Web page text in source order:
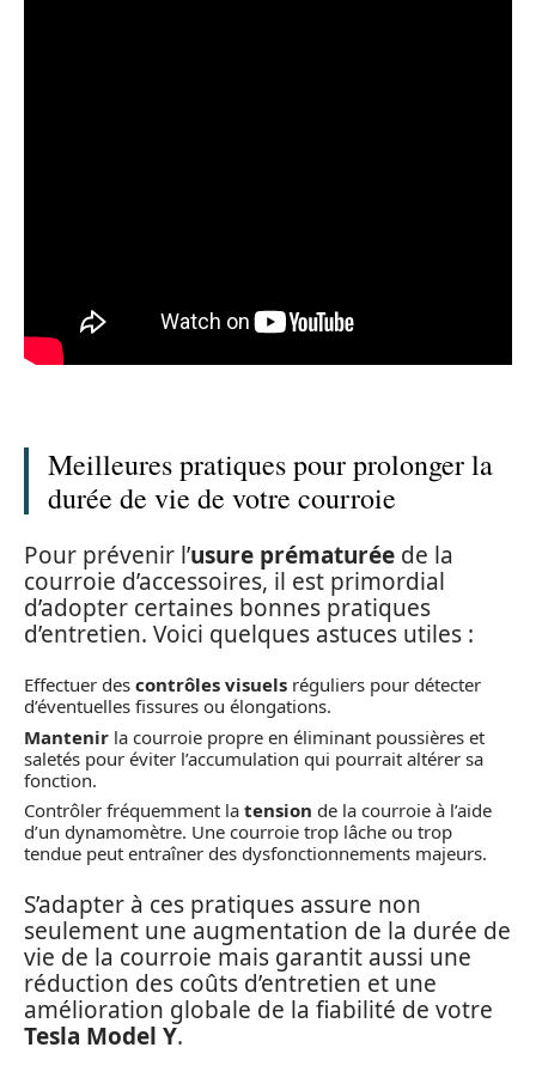
Meilleures pratiques pour prolonger la
durée de vie de votre courroie
Pour prévenir l’usure prématurée de la
courroie d’accessoires, il est primordial
d’adopter certaines bonnes pratiques
d’entretien. Voici quelques astuces utiles :
Effectuer des contrôles visuels réguliers pour détecter
d’éventuelles fissures ou élongations.
Mantenir la courroie propre en éliminant poussières et
saletés pour éviter l’accumulation qui pourrait altérer sa
fonction.
Contrôler fréquemment la tension de la courroie à l’aide
d’un dynamomètre. Une courroie trop lâche ou trop
tendue peut entraîner des dysfonctionnements majeurs.
S’adapter à ces pratiques assure non
seulement une augmentation de la durée de
vie de la courroie mais garantit aussi une
réduction des coûts d’entretien et une
amélioration globale de la fiabilité de votre
Tesla Model Y.